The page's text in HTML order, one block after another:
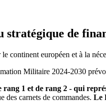
stratégique de
continent européen et à la
Militaire 2024-2030
1 et de rang 2 - qui
des carnets de commandes. Le